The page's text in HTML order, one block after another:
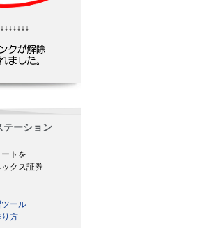
テーション
トを
クス証券
ール
り方